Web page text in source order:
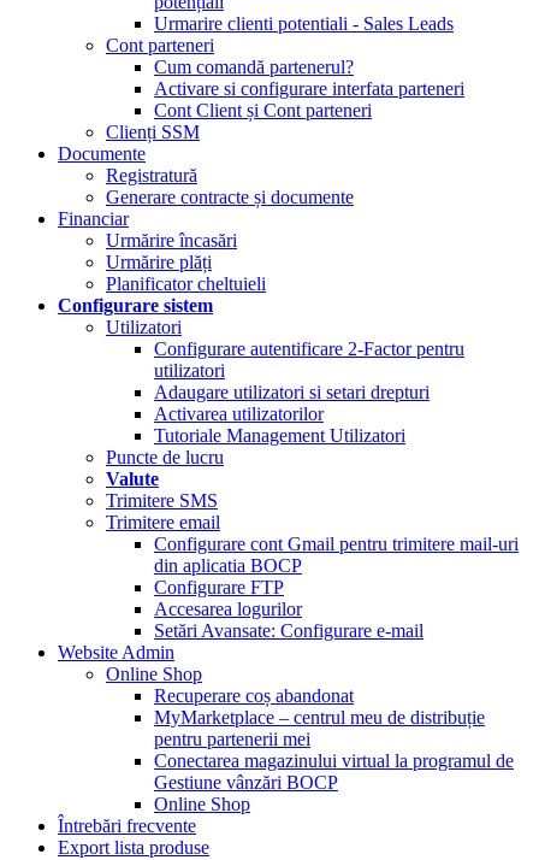
Urmarire clienti potentiali - Sales Leads
Cont parteneri
Cum comandă partenerul?
Activare si configurare interfata parteneri
Cont Client și Cont parteneri
Clienți SSM
Documente
Registratură
Generare contracte și documente
Financiar
Urmărire încasări
Urmărire plăți
Planificator cheltuieli
Configurare sistem
Utilizatori
Configurare autentificare 2-Factor pentru
utilizatori
Adaugare utilizatori si setari drepturi
Activarea utilizatorilor
Tutoriale Management Utilizatori
Puncte de lucru
Valute
Trimitere SMS
Trimitere email
Configurare cont Gmail pentru trimitere mail-uri
din aplicatia BOCP
Configurare FTP
Accesarea logurilor
Setări Avansate: Configurare e-mail
Website Admin
Online Shop
Recuperare coș abandonat
MyMarketplace – centrul meu de distribuție
pentru partenerii mei
Conectarea magazinului virtual la programul de
Gestiune vânzări BOCP
Online Shop
Întrebări frecvente
Export lista produse